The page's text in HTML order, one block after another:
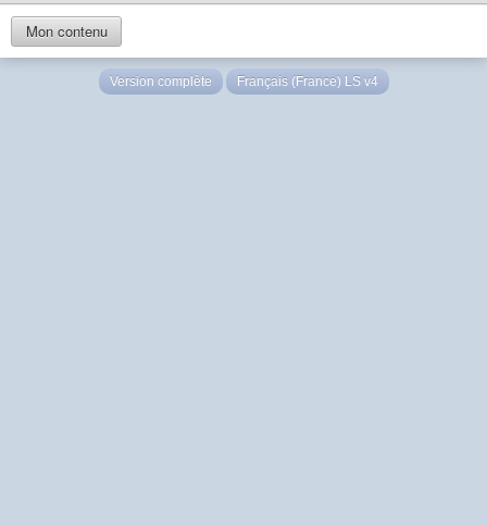
Mon contenu
Version complète Français (France) LS v4